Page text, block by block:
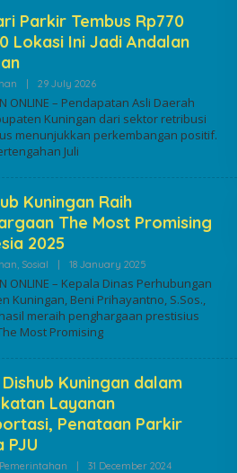
Parkir Tembus Rp770
Lokasi Ini Jadi Andalan
| 29 July 2026By
ONLINE – Pendapatan Asli Daerah
Kuningan dari sektor retribusi
menunjukkan perkembangan positif.
Juli
Kuningan Raih
The Most Promising
2025
Sosial | 18 January 2025By
ONLINE – Kepala Dinas Perhubungan
Kuningan, Beni Prihayantno, S.Sos.,
meraih penghargaan prestisius
Most Promising
Kuningan dalam
Layanan
Penataan Parkir
PJU
Pemerintahan | 31 December 2024By